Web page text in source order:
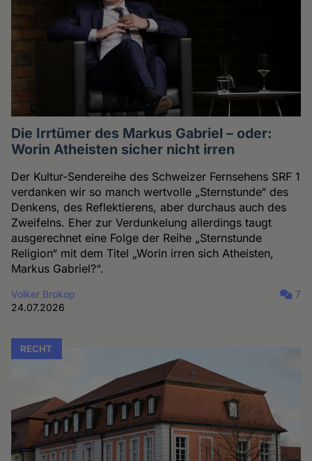
Die Irrtümer des Markus Gabriel – oder:
Worin Atheisten sicher nicht irren
Der Kultur-Sendereihe des Schweizer Fernsehens SRF 1
verdanken wir so manch wertvolle „Sternstunde“ des
Denkens, des Reflektierens, aber durchaus auch des
Zweifelns. Eher zur Verdunkelung allerdings taugt
ausgerechnet eine Folge der Reihe „Sternstunde
Religion“ mit dem Titel „Worin irren sich Atheisten,
Markus Gabriel?“.
Volker Brokop
24.07.2026
7
RECHT